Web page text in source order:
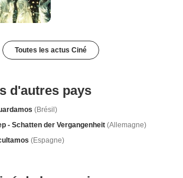
Toutes les actus Ciné
d'autres pays
(Brésil)
- Schatten der Vergangenheit (Allemagne)
(Espagne)